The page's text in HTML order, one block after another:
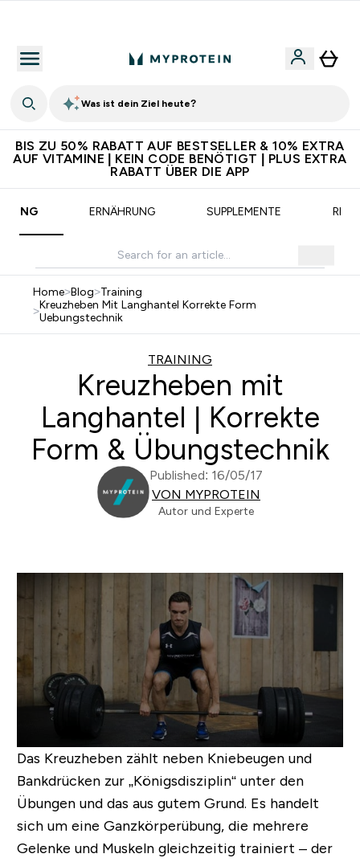
Was ist dein Ziel heute?
BIS ZU 50% RABATT AUF BESTSELLER & 10% EXTRA
AUF VITAMINE | KEIN CODE BENÖTIGT | PLUS EXTRA
RABATT ÜBER DIE APP
ERNÄHRUNG SUPPLEMENTE
Home>Blog>Training
>Kreuzheben Mit Langhantel Korrekte Form
Uebungstechnik
TRAINING
Kreuzheben mit
Langhantel | Korrekte
Form & Übungstechnik
Published: 16/05/17
VON MYPROTEIN
Autor und Experte
Das Kreuzheben zählt neben Kniebeugen und
Bankdrücken zur „Königsdisziplin“ unter den
Übungen und das aus gutem Grund. Es handelt
sich um eine Ganzkörperübung, die mehrere
Gelenke und Muskeln gleichzeitig trainiert – der